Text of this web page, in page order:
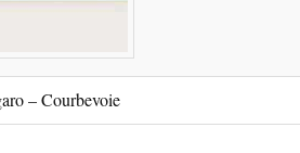
– Courbevoie